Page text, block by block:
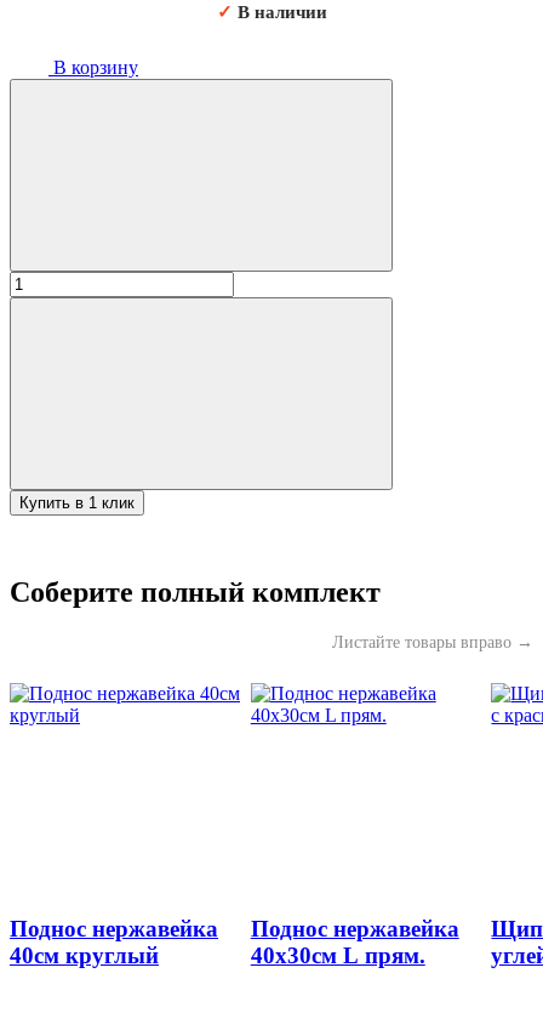
✓ В наличии
В корзину
Количество
товара
Купить в 1 клик
Соберите полный комплект
Листайте товары вправо →
Поднос нержавейка
40см круглый
Поднос нержавейка
40х30см L прям.